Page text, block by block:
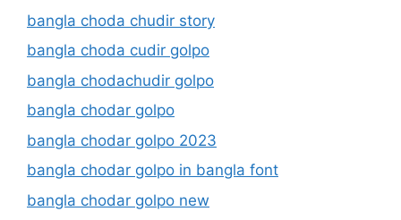
bangla choda chudir story
bangla choda cudir golpo
bangla chodachudir golpo
bangla chodar golpo
bangla chodar golpo 2023
bangla chodar golpo in bangla font
bangla chodar golpo new